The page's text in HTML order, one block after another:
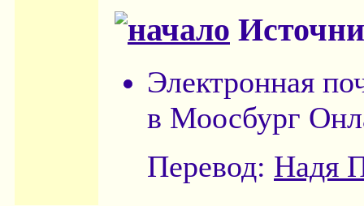
Электронная
в Моосбург
Перевод: Надя